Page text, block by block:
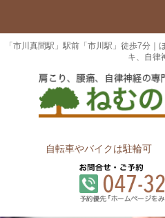
「市川真間駅」駅前「市川駅」徒歩7分｜
キ、自律
自転車やバイクは駐輪可